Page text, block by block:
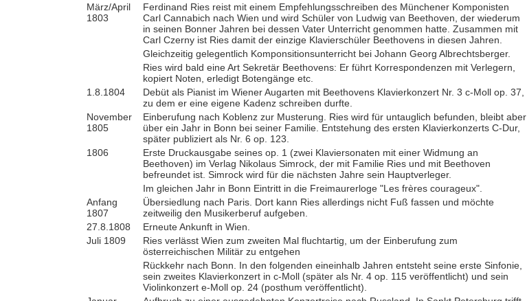
März/April
1803
Ferdinand Ries reist mit einem Empfehlungsschreiben des Münchener Komponisten
Carl Cannabich nach Wien und wird Schüler von Ludwig van Beethoven, der wiederum
in seinen Bonner Jahren bei dessen Vater Unterricht genommen hatte. Zusammen mit
Carl Czerny ist Ries damit der einzige Klavierschüler Beethovens in diesen Jahren.
Gleichzeitig gelegentlich Komponsitionsunterricht bei Johann Georg Albrechtsberger.
Ries wird bald eine Art Sekretär Beethovens: Er führt Korrespondenzen mit Verlegern,
kopiert Noten, erledigt Botengänge etc.
1.8.1804
Debüt als Pianist im Wiener Augarten mit Beethovens Klavierkonzert Nr. 3 c-Moll op. 37,
zu dem er eine eigene Kadenz schreiben durfte.
November
1805
Einberufung nach Koblenz zur Musterung. Ries wird für untauglich befunden, bleibt aber
über ein Jahr in Bonn bei seiner Familie. Entstehung des ersten Klavierkonzerts C-Dur,
später publiziert als Nr. 6 op. 123.
1806
Erste Druckausgabe seines op. 1 (zwei Klaviersonaten mit einer Widmung an
Beethoven) im Verlag Nikolaus Simrock, der mit Familie Ries und mit Beethoven
befreundet ist. Simrock wird für die nächsten Jahre sein Hauptverleger.
Im gleichen Jahr in Bonn Eintritt in die Freimaurerloge "Les frères courageux".
Anfang
1807
Übersiedlung nach Paris. Dort kann Ries allerdings nicht Fuß fassen und möchte
zeitweilig den Musikerberuf aufgeben.
27.8.1808
Erneute Ankunft in Wien.
Juli 1809
Ries verlässt Wien zum zweiten Mal fluchtartig, um der Einberufung zum
österreichischen Militär zu entgehen
Rückkehr nach Bonn. In den folgenden eineinhalb Jahren entsteht seine erste Sinfonie,
sein zweites Klavierkonzert in c-Moll (später als Nr. 4 op. 115 veröffentlicht) und sein
Violinkonzert e-Moll op. 24 (posthum veröffentlicht).